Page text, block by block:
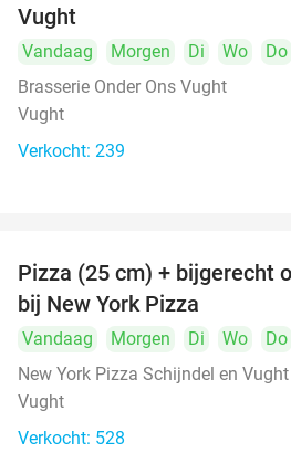
Vught
Vandaag Morgen Di Wo Do
Brasserie Onder Ons Vught
Vught
Verkocht: 239
Pizza (25 cm) + bijgerecht
bij New York Pizza
Vandaag Morgen Di Wo Do
New York Pizza Schijndel en Vught
Vught
Verkocht: 528